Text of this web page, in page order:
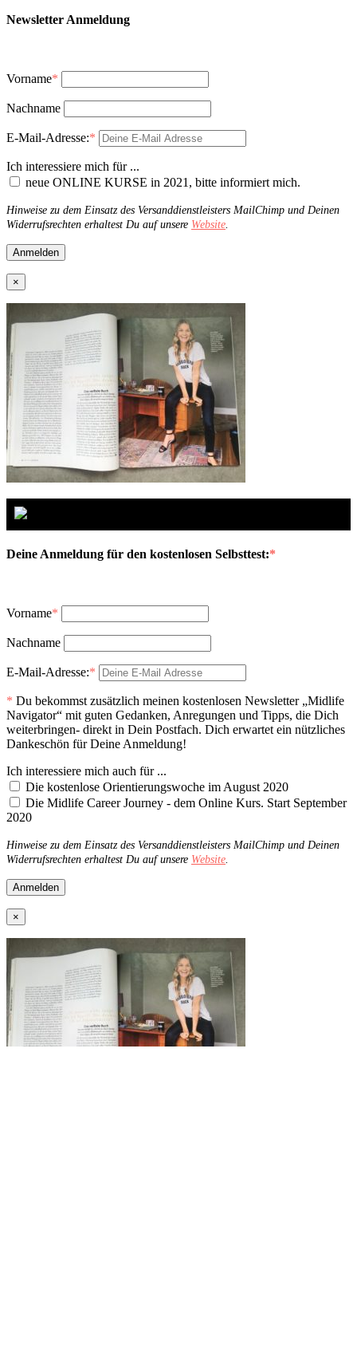
Newsletter Anmeldung
Vorname*
Nachname
E-Mail-Adresse:*
Ich interessiere mich für ...
neue ONLINE KURSE in 2021, bitte informiert mich.
Hinweise zu dem Einsatz des Versanddienstleisters MailChimp und Deinen
Widerrufsrechten erhaltest Du auf unsere Website
×
Deine Anmeldung für den kostenlosen Selbsttest:*
Vorname*
Nachname
E-Mail-Adresse:*
* Du bekommst zusätzlich meinen kostenlosen Newsletter „Midlife
Navigator“ mit guten Gedanken, Anregungen und Tipps, die Dich
weiterbringen- direkt in Dein Postfach. Dich erwartet ein nützliches
Dankeschön für Deine Anmeldung!
Ich interessiere mich auch für ...
Die kostenlose Orientierungswoche im August 2020
Die Midlife Career Journey - dem Online Kurs. Start September
2020
Hinweise zu dem Einsatz des Versanddienstleisters MailChimp und Deinen
Widerrufsrechten erhaltest Du auf unsere Website.
×